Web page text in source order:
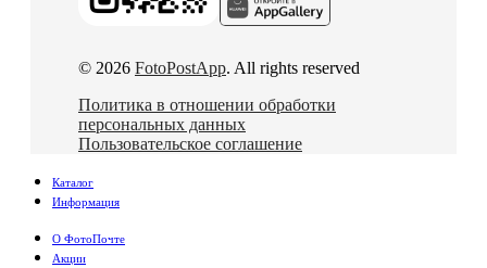
© 2026 FotoPostApp. All rights reserved
Политика в отношении обработки
персональных данных
Пользовательское соглашение
Каталог
Информация
О ФотоПочте
Акции